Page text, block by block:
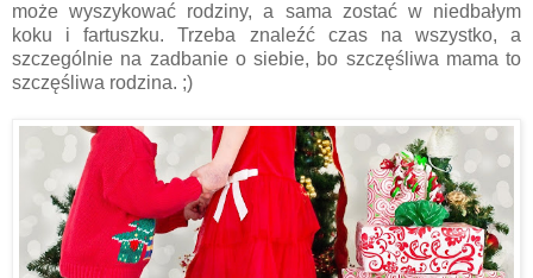
może wyszykować rodziny, a sama zostać w niedbałym
koku i fartuszku. Trzeba znaleźć czas na wszystko, a
szczególnie na zadbanie o siebie, bo szczęśliwa mama to
szczęśliwa rodzina. ;)